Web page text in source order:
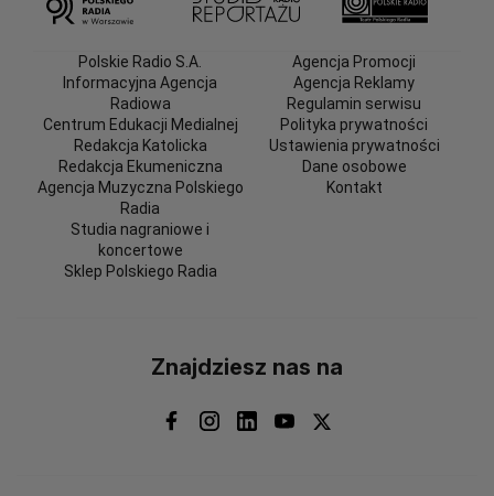
Polskie Radio S.A.
Informacyjna Agencja
Radiowa
Centrum Edukacji Medialnej
Redakcja Katolicka
Redakcja Ekumeniczna
Agencja Muzyczna Polskiego
Radia
Studia nagraniowe i
koncertowe
Sklep Polskiego Radia
Agencja Promocji
Agencja Reklamy
Regulamin serwisu
Polityka prywatności
Ustawienia prywatności
Dane osobowe
Kontakt
Znajdziesz nas na